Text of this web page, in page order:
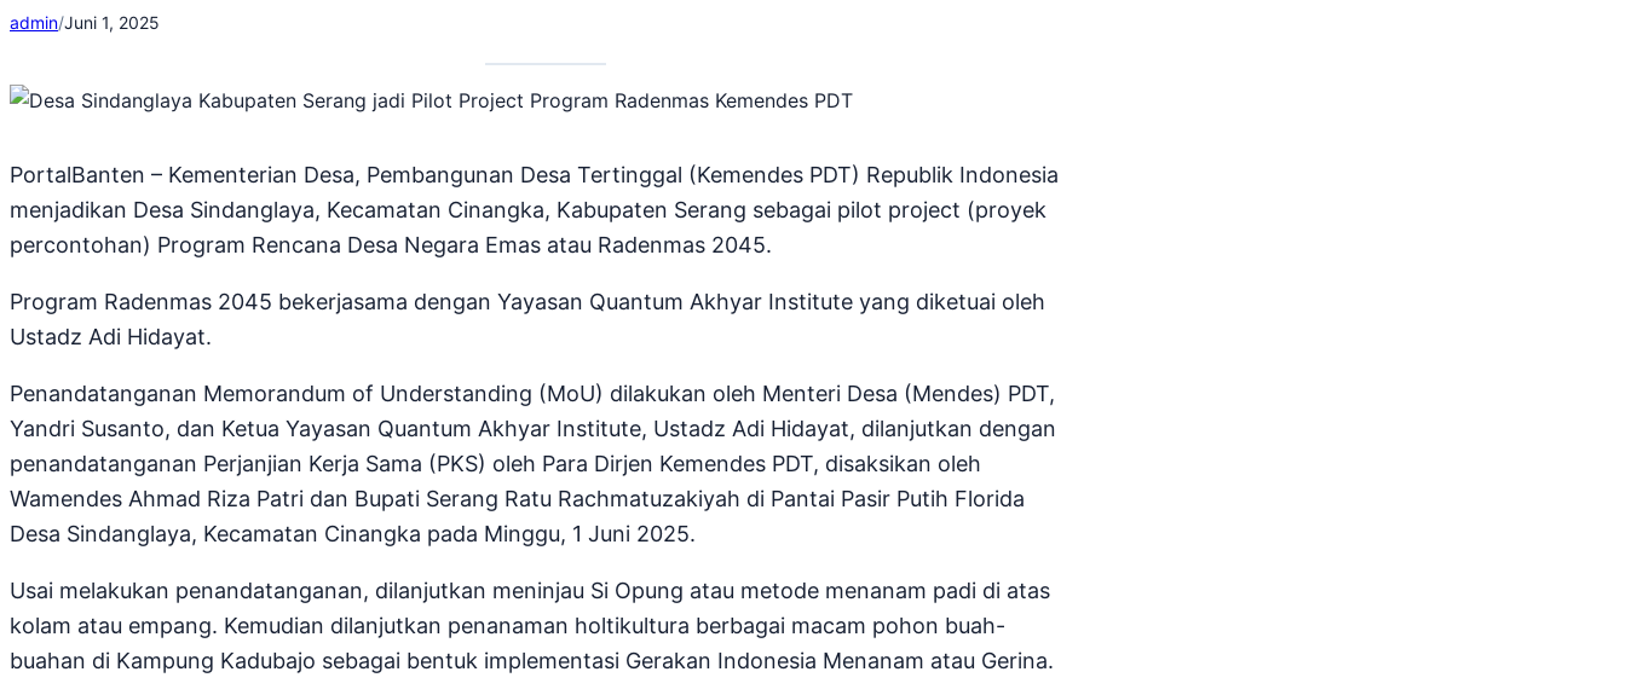
admin/Juni 1, 2025
PortalBanten – Kementerian Desa, Pembangunan Desa Tertinggal (Kemendes PDT) Republik Indonesia
menjadikan Desa Sindanglaya, Kecamatan Cinangka, Kabupaten Serang sebagai pilot project (proyek
percontohan) Program Rencana Desa Negara Emas atau Radenmas 2045.
Program Radenmas 2045 bekerjasama dengan Yayasan Quantum Akhyar Institute yang diketuai oleh
Ustadz Adi Hidayat.
Penandatanganan Memorandum of Understanding (MoU) dilakukan oleh Menteri Desa (Mendes) PDT,
Yandri Susanto, dan Ketua Yayasan Quantum Akhyar Institute, Ustadz Adi Hidayat, dilanjutkan dengan
penandatanganan Perjanjian Kerja Sama (PKS) oleh Para Dirjen Kemendes PDT, disaksikan oleh
Wamendes Ahmad Riza Patri dan Bupati Serang Ratu Rachmatuzakiyah di Pantai Pasir Putih Florida
Desa Sindanglaya, Kecamatan Cinangka pada Minggu, 1 Juni 2025.
Usai melakukan penandatanganan, dilanjutkan meninjau Si Opung atau metode menanam padi di atas
kolam atau empang. Kemudian dilanjutkan penanaman holtikultura berbagai macam pohon buah-
buahan di Kampung Kadubajo sebagai bentuk implementasi Gerakan Indonesia Menanam atau Gerina.